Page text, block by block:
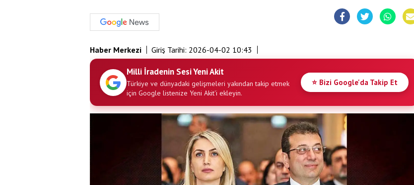
Haber Merkezi Giriş Tarihi: 2026-04-02 10:43
Milli İradenin Sesi Yeni Akit
Türkiye ve dünyadaki gelişmeleri yakından takip etmek
için Google listenize Yeni Akit'i ekleyin.
⭐ Bizi Google'da Takip Et